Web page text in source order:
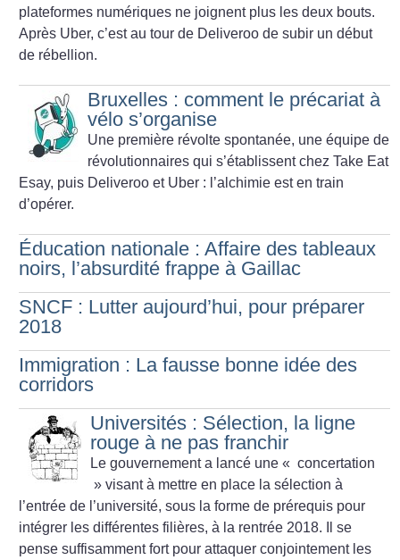
plateformes numériques ne joignent plus les deux bouts.
Après Uber, c’est au tour de Deliveroo de subir un début
de rébellion.
Bruxelles : comment le précariat à
vélo s’organise
Une première révolte spontanée, une équipe de
révolutionnaires qui ­s’établissent chez Take Eat
Esay, puis Deliveroo et Uber : l’alchimie est en train
d’opérer.
Éducation nationale : Affaire des tableaux
noirs, l’absurdité frappe à Gaillac
SNCF : Lutter aujourd’hui, pour préparer
2018
Immigration : La fausse bonne idée des
corridors
Universités : Sélection, la ligne
rouge à ne pas franchir
Le gouvernement a lancé une « concertation
» visant à mettre en place la sélection à
l’entrée de l’université, sous la forme de prérequis pour
intégrer les différentes filières, à la rentrée 2018. Il se
pense suffisamment fort pour attaquer conjointement les